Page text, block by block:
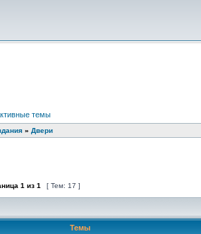
темы
» Двери
1 из 1 [ Тем: 17 ]
Темы